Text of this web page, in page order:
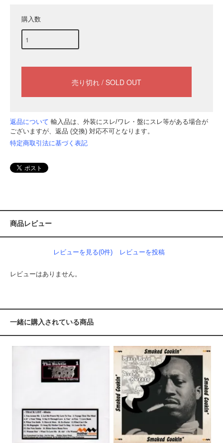
購入数
返品について 輸入品は、外装にスレ/ワレ・盤にスレ等がある場合が
ございますが、返品 (交換) 対応不可となります。
特定商取引法に基づく表記
商品レビュー
レビューを見る(0件) レビューを投稿
レビューはありません。
一緒に購入されている商品